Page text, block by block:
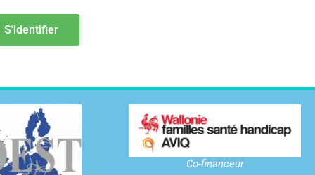
S'identifier
Co-financeur